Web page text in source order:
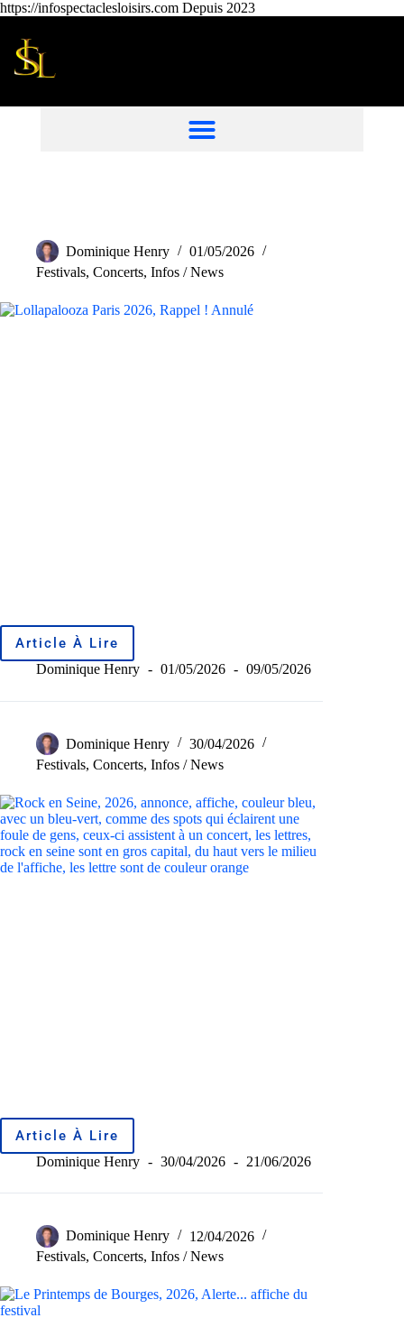
https://infospectaclesloisirs.com Depuis 2023
Dominique Henry
01/05/2026
Festivals, Concerts, Infos / News
Article À Lire
Dominique Henry 01/05/2026 09/05/2026
Dominique Henry
30/04/2026
Festivals, Concerts, Infos / News
Article À Lire
Dominique Henry 30/04/2026 21/06/2026
Dominique Henry
12/04/2026
Festivals, Concerts, Infos / News